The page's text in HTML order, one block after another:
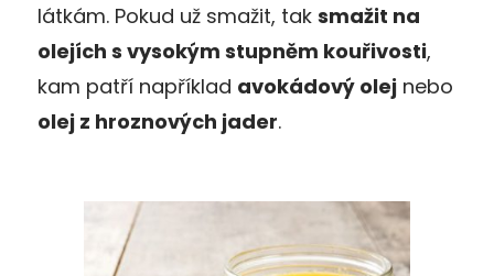
látkám. Pokud už smažit, tak smažit na
olejích s vysokým stupněm kouřivosti,
kam patří například avokádový olej nebo
olej z hroznových jader.